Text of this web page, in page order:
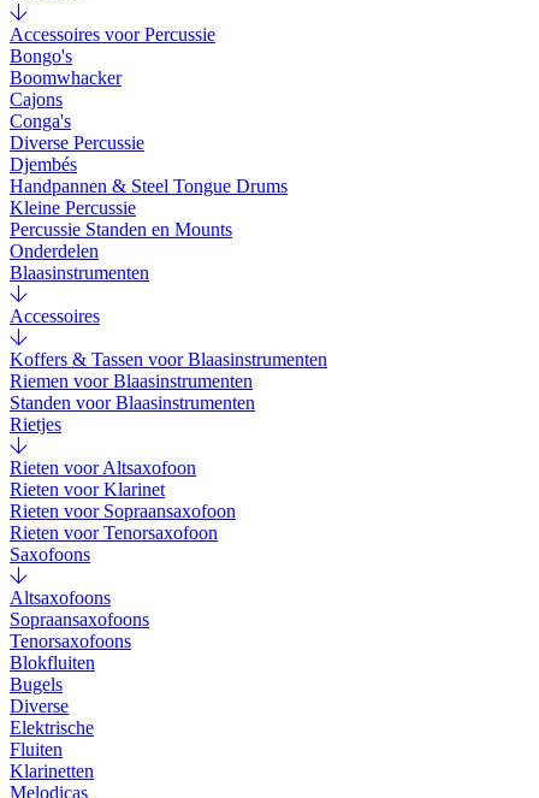
Accessoires voor Percussie
Bongo's
Boomwhacker
Cajons
Conga's
Diverse Percussie
Djembés
Handpannen & Steel Tongue Drums
Kleine Percussie
Percussie Standen en Mounts
Onderdelen
Blaasinstrumenten
Accessoires
Koffers & Tassen voor Blaasinstrumenten
Riemen voor Blaasinstrumenten
Standen voor Blaasinstrumenten
Rietjes
Rieten voor Altsaxofoon
Rieten voor Klarinet
Rieten voor Sopraansaxofoon
Rieten voor Tenorsaxofoon
Saxofoons
Altsaxofoons
Sopraansaxofoons
Tenorsaxofoons
Blokfluiten
Bugels
Diverse
Elektrische
Fluiten
Klarinetten
Melodicas